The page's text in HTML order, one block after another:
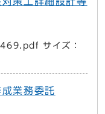
サイズ：
業務委託